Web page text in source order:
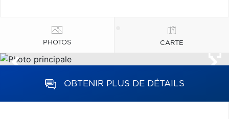
PHOTOS CARTE
OBTENIR PLUS DE DÉTAILS